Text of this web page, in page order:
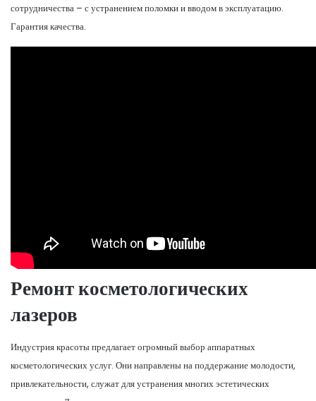
сотрудничества – с устранением поломки и вводом в эксплуатацию.
Гарантия качества.
Ремонт косметологических
лазеров
Индустрия красоты предлагает огромный выбор аппаратных
косметологических услуг. Они направлены на поддержание молодости,
привлекательности, служат для устранения многих эстетических